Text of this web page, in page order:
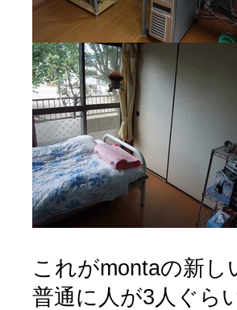
これがmontaの新
普通に人が3人ぐら